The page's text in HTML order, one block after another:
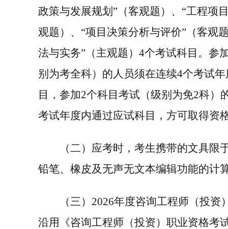
政策与发展规划”（客观题）、“工程项
观题）、“项目决策分析与评价”（客观
法与实务”（主观题） 4个考试科目。参
别为考全科）的人员须在连续4个考试
目，参加2个科目考试（级别为免2科）
考试年度内通过应试科目，方可取得资
（二）应考时，考生携带的文具限
铅笔、橡皮及无声无文本编辑功能的计
（三 ） 2026年度咨询工程师（投资
沿用
《咨询工程师（投资）职业资格考